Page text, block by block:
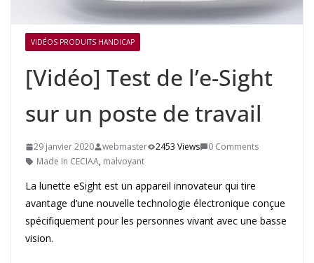
VIDÉOS PRODUITS HANDICAP
[Vidéo] Test de l’e-Sight
sur un poste de travail
29 janvier 2020 webmaster 2453 Views
0 Comments
Made In CECIAA, malvoyant
La lunette eSight est un appareil innovateur qui tire
avantage d’une nouvelle technologie électronique conçue
spécifiquement pour les personnes vivant avec une basse
vision.